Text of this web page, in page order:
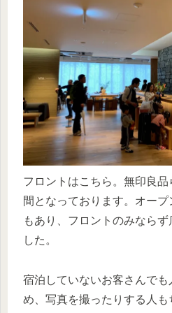
フロントはこちら。無印良
間となっております。オー
もあり、フロントのみなら
した。
宿泊していないお客さんでも
め、写真を撮ったりする人も